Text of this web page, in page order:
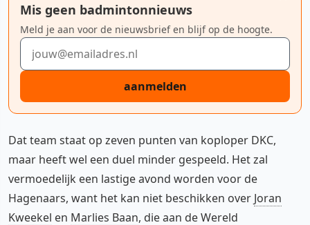
Mis geen badmintonnieuws
Meld je aan voor de nieuwsbrief en blijf op de hoogte.
E-mailadres
aanmelden
Dat team staat op zeven punten van koploper DKC,
maar heeft wel een duel minder gespeeld. Het zal
vermoedelijk een lastige avond worden voor de
Hagenaars, want het kan niet beschikken over Joran
Kweekel en Marlies Baan, die aan de Wereld